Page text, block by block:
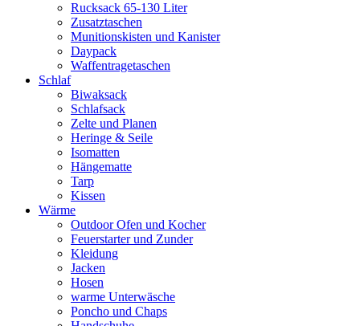
Rucksack 65-130 Liter
Zusatztaschen
Munitionskisten und Kanister
Daypack
Waffentragetaschen
Schlaf
Biwaksack
Schlafsack
Zelte und Planen
Heringe & Seile
Isomatten
Hängematte
Tarp
Kissen
Wärme
Outdoor Ofen und Kocher
Feuerstarter und Zunder
Kleidung
Jacken
Hosen
warme Unterwäsche
Poncho und Chaps